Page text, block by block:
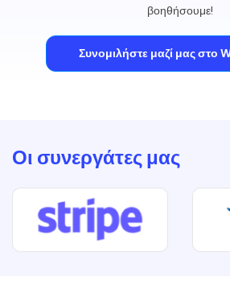
βοηθήσουμε!
Συνομιλήστε μαζί μας στο
Οι συνεργάτες μας